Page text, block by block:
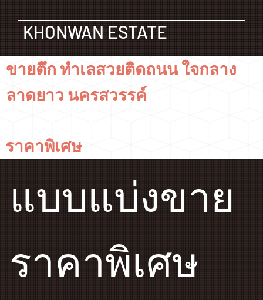
KHONWAN ESTATE
ขายตึก ทำเลสวยติดถนน ใจกลาง
ลาดยาว นครสวรรค์
ราคาพิเศษ
แบบแบ่งขาย
ราคาพิเศษ